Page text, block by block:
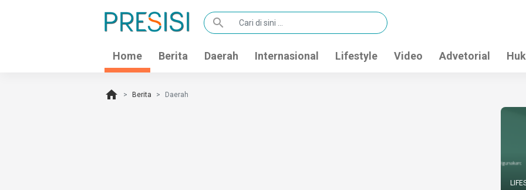
search
Home Berita Daerah Internasional Lifestyle Video Advetorial
home Berita Daerah